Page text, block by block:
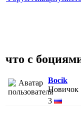
что с
Bocik
Новичок
3